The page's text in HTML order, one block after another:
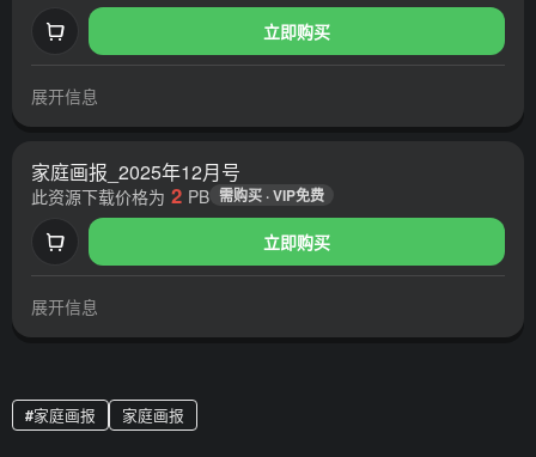
立即购买
展开信息
家庭画报_2025年12月号
立即购买
此资源下载价格为 2 PB 需购买 · VIP免费
展开信息
家庭画报 家庭画报